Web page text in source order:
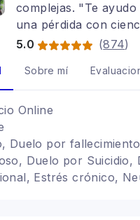
complejas. "Te
una pérdida con
5.0
(874)
Sobre mí
Online
Duelo por
Duelo por Suicidio,
Estrés crónico,